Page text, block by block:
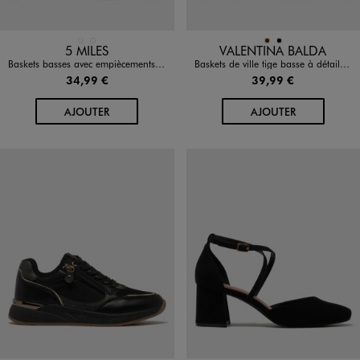
Disponible en 2 coloris
5 MILES
Baskets basses avec empiècements fantaisie femme - 5 Miles
34,99 €
AJOUTERAU PANIER
Disponible en 2 coloris
MARRON
NOIR
VALENTINA BALDA
Baskets de ville tige basse à détails brillants femme
39,99 €
AJOUTERAU PANIER